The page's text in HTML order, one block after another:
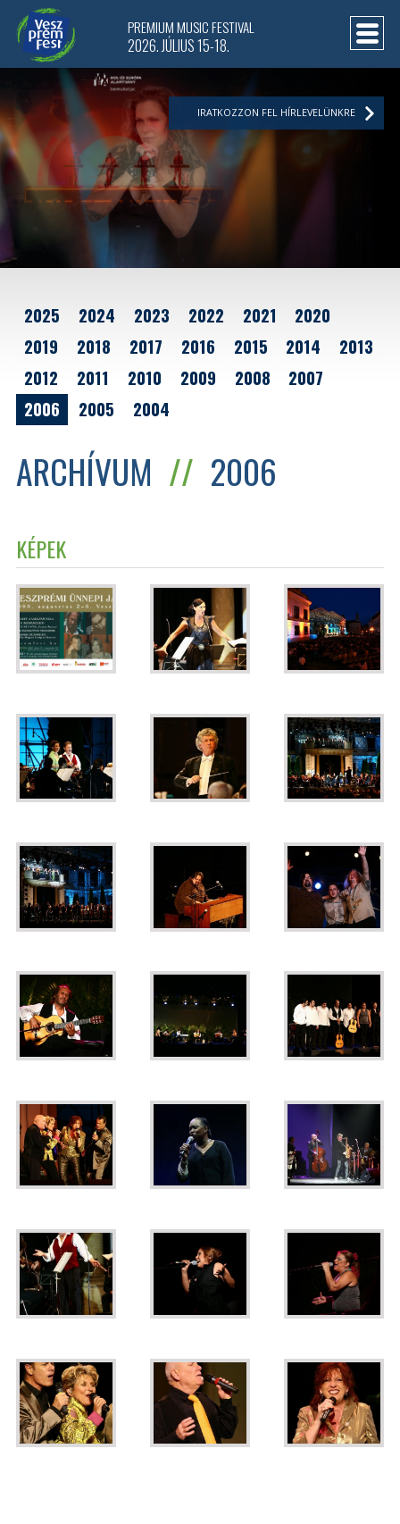
ARCHÍVUM // 2006
KÉPEK
2025 2024 2023 2022 2021
2020
2019
2018 2017 2016 2015 2014
2013
2012
2011 2010 2009 2008
2007
2006
2005 2004
PREMIUM MUSIC FESTIVAL
2026. JÚLIUS 15-18.
IRATKOZZON FEL HÍRLEVELÜNKRE